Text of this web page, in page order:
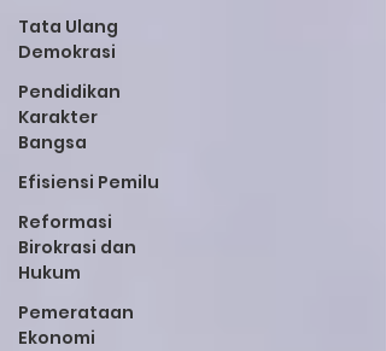
Tata Ulang
Demokrasi
Pendidikan
Karakter
Bangsa
Efisiensi Pemilu
Reformasi
Birokrasi dan
Hukum
Pemerataan
Ekonomi